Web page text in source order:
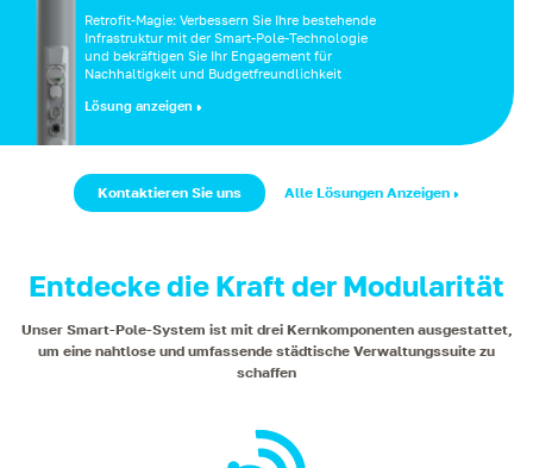
Retrofit-Magie: Verbessern Sie Ihre bestehende
Infrastruktur mit der Smart-Pole-Technologie
und bekräftigen Sie Ihr Engagement für
Nachhaltigkeit und Budgetfreundlichkeit
Lösung anzeigen
Kontaktieren Sie uns Alle Lösungen Anzeigen
Entdecke die Kraft der Modularität
Unser Smart-Pole-System ist mit drei Kernkomponenten ausgestattet,
um eine nahtlose und umfassende städtische Verwaltungssuite zu
schaffen